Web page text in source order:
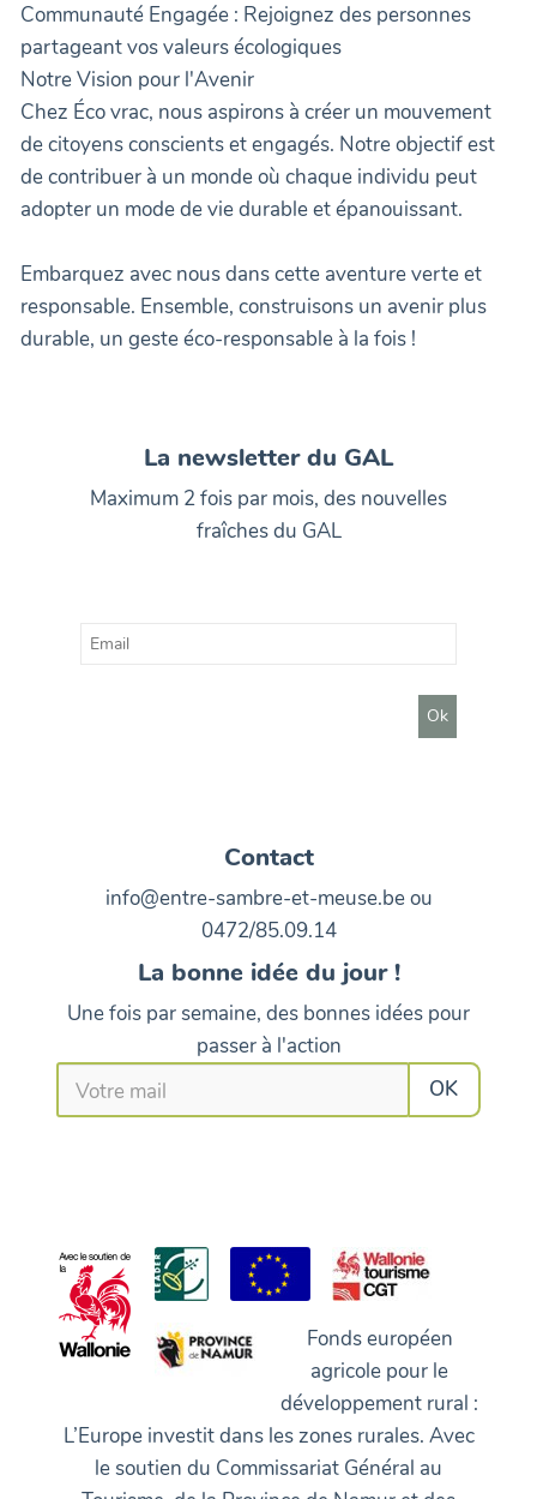
Communauté Engagée : Rejoignez des personnes
partageant vos valeurs écologiques
Notre Vision pour l'Avenir
Chez Éco vrac, nous aspirons à créer un mouvement
de citoyens conscients et engagés. Notre objectif est
de contribuer à un monde où chaque individu peut
adopter un mode de vie durable et épanouissant.
Embarquez avec nous dans cette aventure verte et
responsable. Ensemble, construisons un avenir plus
durable, un geste éco-responsable à la fois !
La newsletter du GAL
Maximum 2 fois par mois, des nouvelles
fraîches du GAL
Contact
info@entre-sambre-et-meuse.be ou
0472/85.09.14
La bonne idée du jour !
Une fois par semaine, des bonnes idées pour
passer à l'action
Fonds européen
agricole pour le
développement rural :
L’Europe investit dans les zones rurales. Avec
le soutien du Commissariat Général au